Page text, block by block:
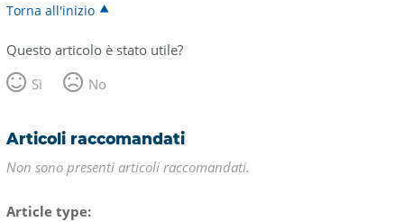
Torna all'inizio
Questo articolo è stato utile?
Sì
No
Articoli raccomandati
Non sono presenti articoli raccomandati.
Article type